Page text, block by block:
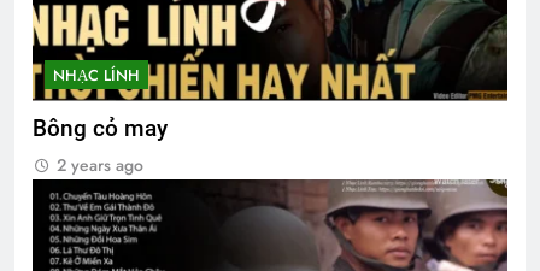
MÙA XUÂN ĐANG TRỞ LẠI
3 Years Ago
NHẠC LÍNH
Bông cỏ may
2 years ago